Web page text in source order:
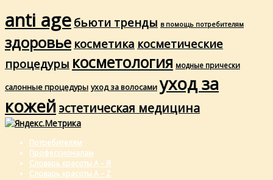
anti age бьюти тренды в помощь потребителям
здоровье косметика косметические
процедуры косметология модные прически
салонные процедуры уход за волосами уход за
кожейэстетическая медицина
Потребителям
Профессионалам
Словарь красоты А – Я
Словарь красоты A – Z